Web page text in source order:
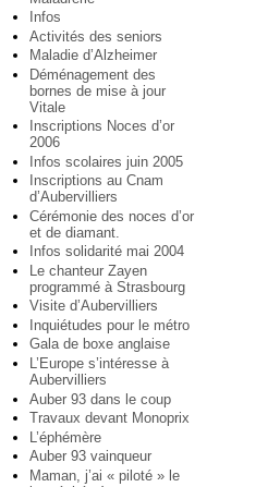
Infos
Activités des seniors
Maladie d’Alzheimer
Déménagement des
bornes de mise à jour
Vitale
Inscriptions Noces d’or
2006
Infos scolaires juin 2005
Inscriptions au Cnam
d’Aubervilliers
Cérémonie des noces d’or
et de diamant.
Infos solidarité mai 2004
Le chanteur Zayen
programmé à Strasbourg
Visite d’Aubervilliers
Inquiétudes pour le métro
Gala de boxe anglaise
L’Europe s’intéresse à
Aubervilliers
Auber 93 dans le coup
Travaux devant Monoprix
L’éphémère
Auber 93 vainqueur
Maman, j’ai « piloté » le